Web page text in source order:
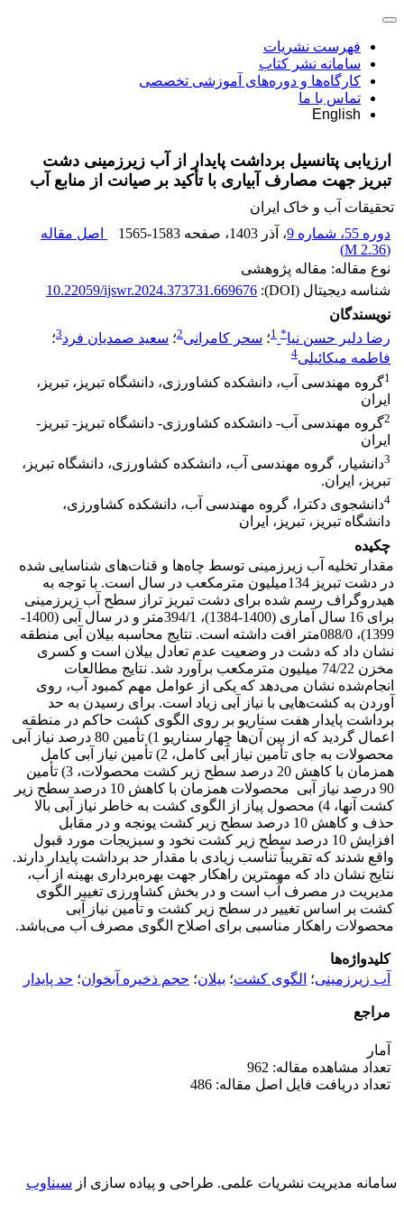
فهرست نشریات
سامانه نشر کتاب
کارگاه‌ها و دوره‌های آموزشی تخصصی
تماس با ما
English
ارزیابی پتانسیل برداشت پایدار از آب زیرزمینی دشت
تبریز جهت مصارف آبیاری با تأکید بر صیانت از منابع آب
تحقیقات آب و خاک ایران
دوره 55، شماره 9
، آذر 1403 ، صفحه 1565-1583
اصل مقاله
(
2.36 M
)
نوع مقاله: مقاله پژوهشی
شناسه دیجیتال (DOI):
10.22059/ijswr.2024.373731.669676
نویسندگان
رضا دلیر حسن نیا*
1؛ سحر کامرانی2؛ سعید صمدیان فرد3؛
فاطمه میکائیلی4
1گروه مهندسی آب، دانشکده کشاورزی، دانشگاه تبریز، تبریز،
ایران
2گروه مهندسی آب- دانشکده کشاورزی- دانشگاه تبریز- تبریز-
ایران
3دانشیار، گروه مهندسی آب، دانشکده کشاورزی، دانشگاه تبریز،
تبریز، ایران.
4دانشجوی دکترا، گروه مهندسی آب، دانشکده کشاورزی،
دانشگاه تبریز، تبریز، ایران
چکیده
مقدار تخلیه آب زیرزمینی توسط چاه‌ها و قنات‌های شناسایی شده
در دشت تبریز 134میلیون مترمکعب در سال است. با توجه به
هیدروگراف رسم شده برای دشت تبریز تراز سطح آب زیرزمینی
برای 16 سال آماری (1400-1384)، 394/1متر و در سال آبی (1400-
1399)، 088/0متر افت داشته است. نتایج محاسبه بیلان آبی منطقه
نشان داد که دشت در وضعیت عدم تعادل بیلان است و کسری
مخزن 74/22 میلیون مترمکعب برآورد شد. نتایج مطالعات
انجام‌شده نشان می‌دهد که یکی از عوامل مهم کمبود آب، روی
آوردن به کشت‌هایی با نیاز آبی زیاد است. برای رسیدن به حد
برداشت پایدار هفت سناریو بر روی الگوی کشت حاکم در منطقه
اعمال گردید که از بین آن‌ها چهار سناریو 1) تأمین 80 درصد نیاز آبی
محصولات به جای تأمین نیاز آبی کامل، 2) تأمین نیاز آبی کامل
همزمان با کاهش 20 درصد سطح زیر کشت محصولات، 3) تأمین
90 درصد نیاز آبی محصولات همزمان با کاهش 10 درصد سطح زیر
کشت آنها، 4) محصول پیاز از الگوی کشت به خاطر نیاز آبی بالا
حذف و کاهش 10 درصد سطح زیر کشت یونجه و در مقابل
افزایش 10 درصد سطح زیر کشت نخود و سبزیجات مورد قبول
واقع شدند که تقریباً تناسب زیادی با مقدار حد برداشت پایدار دارند.
نتایج نشان داد که مهمترین راهکار جهت بهره‌برداری بهینه از آب،
مدیریت در مصرف آب است و در بخش کشاورزی تغییر الگوی
کشت بر اساس تغییر در سطح زیر کشت و تأمین نیاز آبی
محصولات راهکار مناسبی برای اصلاح الگوی مصرف آب می‌باشد.
کلیدواژه‌ها
آب زیرزمینی؛ الگوی کشت؛ بیلان؛ حجم ذخیره آبخوان؛ حد پایدار
مراجع
آمار
تعداد مشاهده مقاله: 962
تعداد دریافت فایل اصل مقاله: 486
سامانه مدیریت نشریات علمی. طراحی و پیاده سازی از سیناوب